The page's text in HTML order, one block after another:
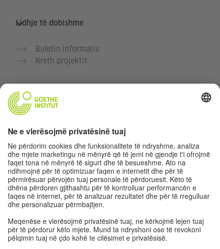
Lidhje të dobishme
Buletin informativ
Rreth projektit
Faqe të tjera interneti
Komuniteti “Gjermanisht për ty”
Ushtro gjermanisht falas
Kurse gjermanisht të Goethe-Institutit
Portali për mësuesit „Deutschstunde“
Privatësia dhe Qasja pa pengesa
Rregullimet e sferës private